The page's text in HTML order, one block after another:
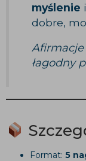
myślenie
dobre,
Afirmacje
łagodny
Format: 5